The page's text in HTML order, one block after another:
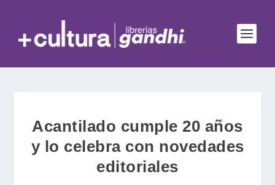
Acantilado cumple 20 años
y lo celebra con novedades
editoriales